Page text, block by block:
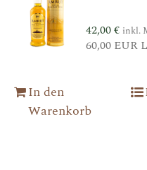
42,00€ inkl.
60,00 EUR
In den
Warenkorb